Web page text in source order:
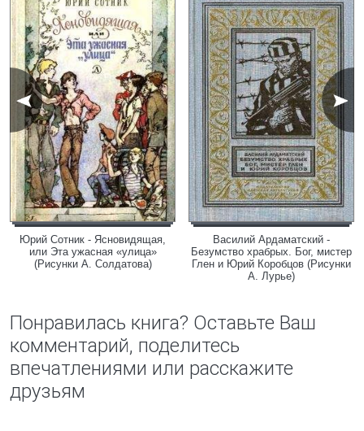
Юрий Сотник - Ясновидящая,
или Эта ужасная «улица»
(Рисунки А. Солдатова)
Василий Ардаматский -
Безумство храбрых. Бог, мистер
Глен и Юрий Коробцов (Рисунки
А. Лурье)
Понравилась книга? Оставьте Ваш
комментарий, поделитесь
впечатлениями или расскажите
друзьям